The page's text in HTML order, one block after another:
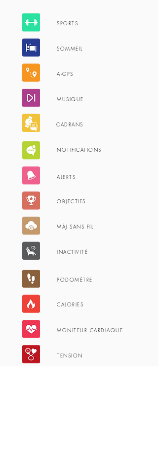
SPORTS
SOMMEIL
A-GPS
MUSIQUE
CADRANS
NOTIFICATIONS
ALERTS
OBJECTIFS
MÀJ SANS FIL
INACTIVITÉ
PODOMÉTRE
CALORIES
MONITEUR CARDIAQUE
TENSION